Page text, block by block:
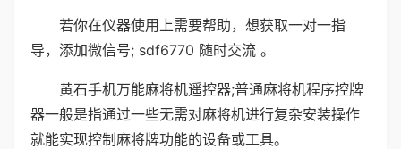
若你在仪器使用上需要帮助，想获取一对一指
导，添加微信号; sdf6770 随时交流 。
黄石手机万能麻将机遥控器;普通麻将机程序控牌
器一般是指通过一些无需对麻将机进行复杂安装操作
就能实现控制麻将牌功能的设备或工具。